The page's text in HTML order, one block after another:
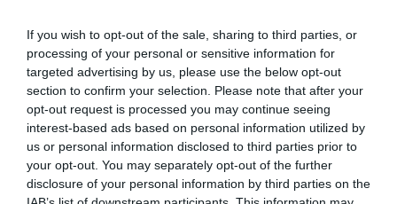
If you wish to opt-out of the sale, sharing to third parties, or
processing of your personal or sensitive information for
targeted advertising by us, please use the below opt-out
section to confirm your selection. Please note that after your
opt-out request is processed you may continue seeing
interest-based ads based on personal information utilized by
us or personal information disclosed to third parties prior to
your opt-out. You may separately opt-out of the further
disclosure of your personal information by third parties on the
L’immigrazione è l’ultimo rifugio degli incapaci: contro
l’economia delle braccia
27 Luglio 2026